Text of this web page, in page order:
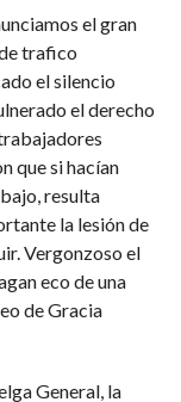
el gran
trafico
el silencio
el derecho
que si hacían
resulta
la lesión de
Vergonzoso el
eco de una
de Gracia
General, la